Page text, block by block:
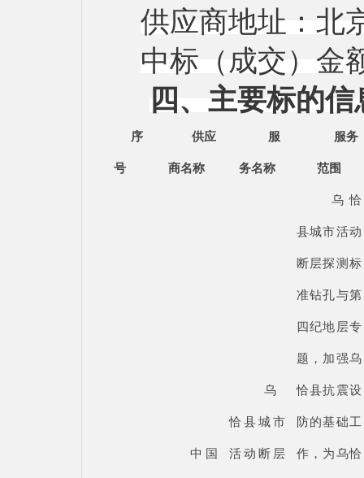
供应商地址：北
中标（成交）金
四、主要标的信
序
号
供应
商名称
服
务名称
服务
范围
中国
乌
恰县城市
活动断层
乌恰
县城市活动
断层探测标
准钻孔与第
四纪地层专
题，加强乌
恰县抗震设
防的基础工
作，为乌恰